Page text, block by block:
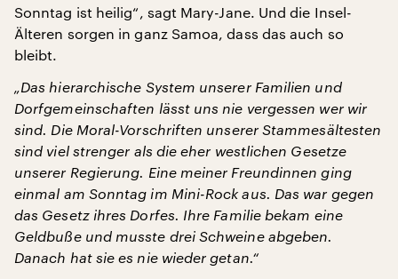
Sonntag ist heilig“, sagt Mary-Jane. Und die Insel-
Älteren sorgen in ganz Samoa, dass das auch so
bleibt.
„Das hierarchische System unserer Familien und
Dorfgemeinschaften lässt uns nie vergessen wer wir
sind. Die Moral-Vorschriften unserer Stammesältesten
sind viel strenger als die eher westlichen Gesetze
unserer Regierung. Eine meiner Freundinnen ging
einmal am Sonntag im Mini-Rock aus. Das war gegen
das Gesetz ihres Dorfes. Ihre Familie bekam eine
Geldbuße und musste drei Schweine abgeben.
Danach hat sie es nie wieder getan.“